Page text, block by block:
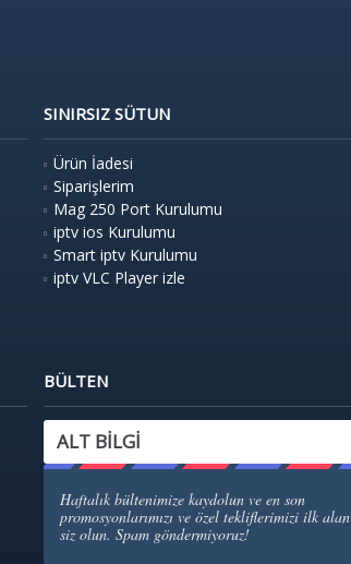
SINIRSIZ SÜTUN
Ürün İadesi
Siparişlerim
Mag 250 Port Kurulumu
iptv ios Kurulumu
Smart iptv Kurulumu
iptv VLC Player izle
BÜLTEN
ALT BILGI
Haftalık bültenimize kaydolun ve en son
promosyonlarımızı ve özel tekliflerimizi ilk alan
siz olun. Spam göndermiyoruz!